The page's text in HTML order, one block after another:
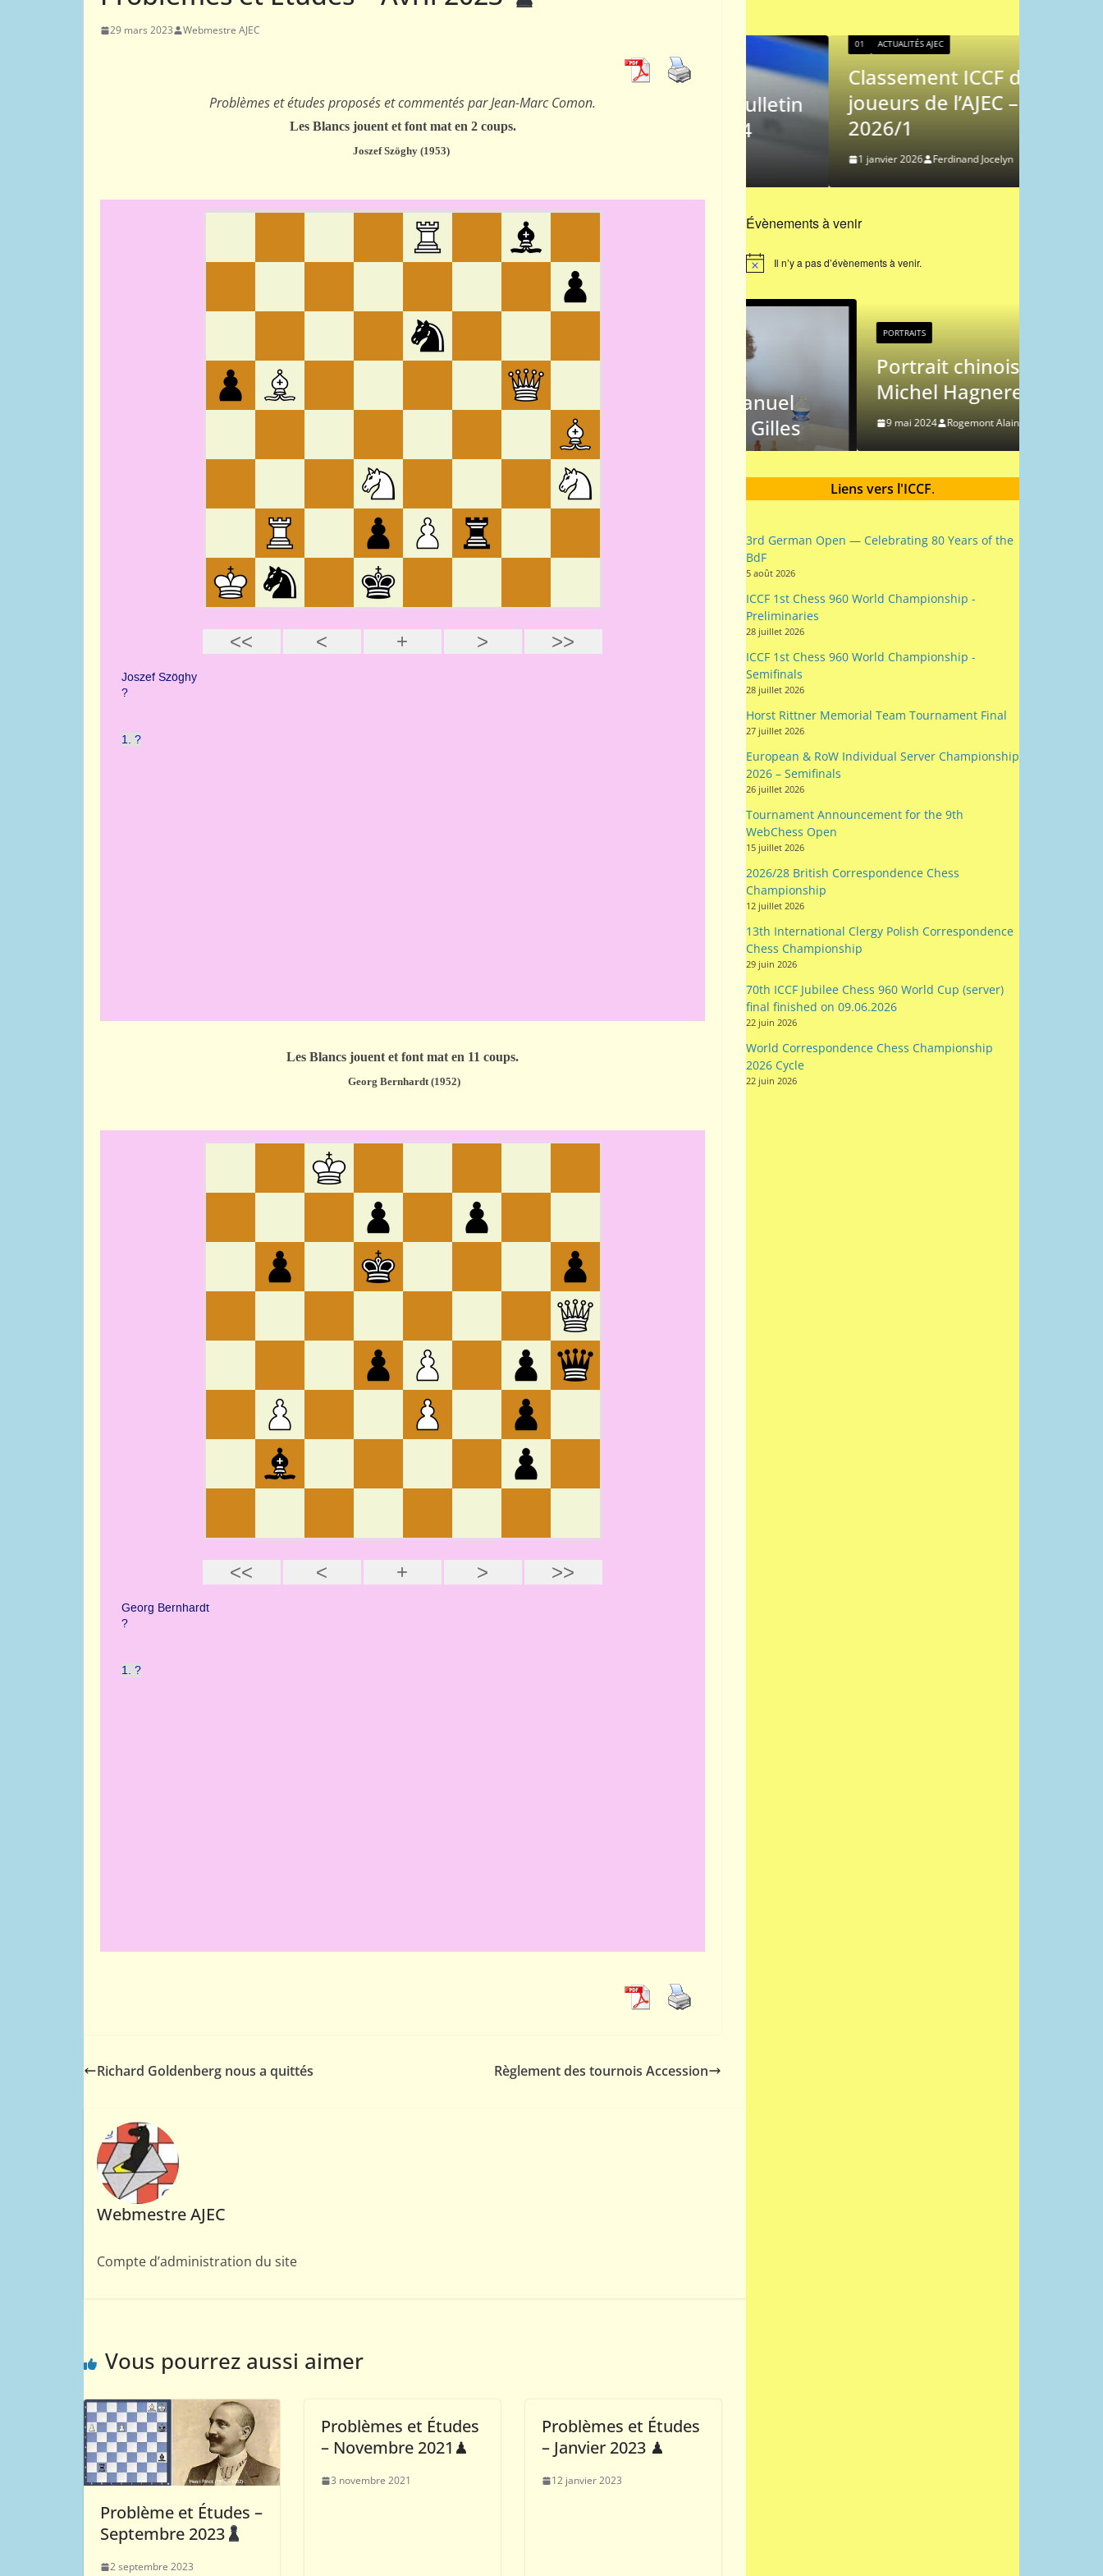
29 mars 2023 Webmestre AJEC
Problèmes et études proposés et commentés par Jean-Marc Comon.
Les Blancs jouent et font mat en 2 coups.
Joszef Szöghy (1953)
Les Blancs jouent et font mat en 11 coups.
Georg Bernhardt (1952)
Richard Goldenberg nous a quittés Règlement des tournois Accession
Webmestre AJEC
Compte d’administration du site
Vous pourrez aussi aimer
Problème et Études –
Septembre 2023
2 septembre 2023
Problèmes et Études
– Novembre 2021♟
3 novembre 2021
Problèmes et Études
– Janvier 2023 ♟
12 janvier 2023
Comment tester le jeu
par correspondance ?
Webmestre AJEC
Téléchargement bulletin
Info-AJEC 2025-004
01 ACTUALITÉS AJEC
Classement ICCF des
joueurs de l’AJEC –
2026/1
Ferdinand Jocelyn
Évènements à venir
N
i
e
Il n’y a pas d’évènements à venir.
Jacob Estrine (Champion
du monde 1972-1976)
12 mai 2011 Webmestre AJEC
PORTRAITS
Interview de Manuel
MÉNÉTRIER par Gilles
HERVET
9 avril 2025 Rogemont Alain
Portrait chinois : Jean-
Michel Hagnere
9 mai 2024 Rogemont Alain
Liens vers l'ICCF.
3rd German Open — Celebrating 80 Years of the
BdF
5 août 2026
ICCF 1st Chess 960 World Championship -
Preliminaries
28 juillet 2026
ICCF 1st Chess 960 World Championship -
Semifinals
28 juillet 2026
Horst Rittner Memorial Team Tournament Final
27 juillet 2026
European & RoW Individual Server Championship
2026 – Semifinals
26 juillet 2026
Tournament Announcement for the 9th
WebChess Open
15 juillet 2026
2026/28 British Correspondence Chess
Championship
12 juillet 2026
13th International Clergy Polish Correspondence
Chess Championship
29 juin 2026
70th ICCF Jubilee Chess 960 World Cup (server)
final finished on 09.06.2026
22 juin 2026
World Correspondence Chess Championship
2026 Cycle
22 juin 2026